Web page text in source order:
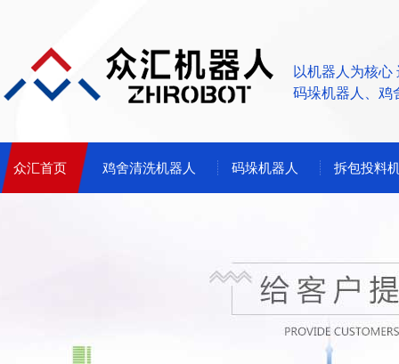
以机器人为核心
码垛机器人、鸡
众汇首页 鸡舍清洗机器人 码垛机器人 拆包投料